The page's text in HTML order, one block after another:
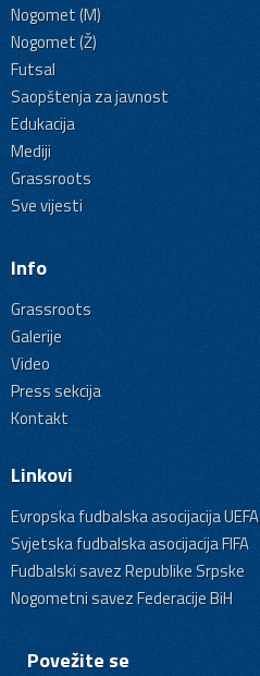
Nogomet (M)
Nogomet (Ž)
Futsal
Saopštenja za javnost
Edukacija
Mediji
Grassroots
Sve vijesti
Info
Grassroots
Galerije
Video
Press sekcija
Kontakt
Linkovi
Evropska fudbalska asocijacija UEFA
Svjetska fudbalska asocijacija FIFA
Fudbalski savez Republike Srpske
Nogometni savez Federacije BiH
Povežite se